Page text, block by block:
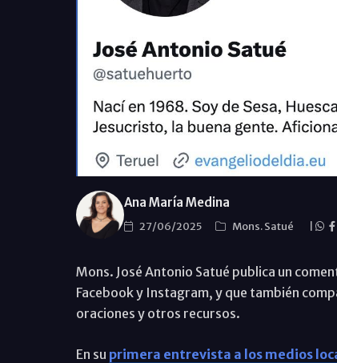
Ana María Medina
27/06/2025 Mons. Satué
Mons. José Antonio Satué publica un
Facebook y Instagram, y que también
oraciones y otros recursos.
En su primera entrevista a los medios